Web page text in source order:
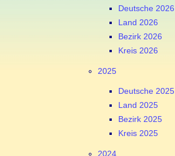
Deutsche 2026
Land 2026
Bezirk 2026
Kreis 2026
2025
Deutsche 2025
Land 2025
Bezirk 2025
Kreis 2025
2024